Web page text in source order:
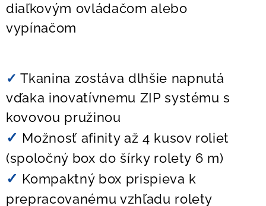
diaľkovým ovládačom alebo
vypínačom
✓ Tkanina zostáva dlhšie napnutá
vďaka inovatívnemu ZIP systému s
kovovou pružinou
✓ Možnosť afinity až 4 kusov roliet
(spoločný box do šírky rolety 6 m)
✓ Kompaktný box prispieva k
prepracovanému vzhľadu rolety